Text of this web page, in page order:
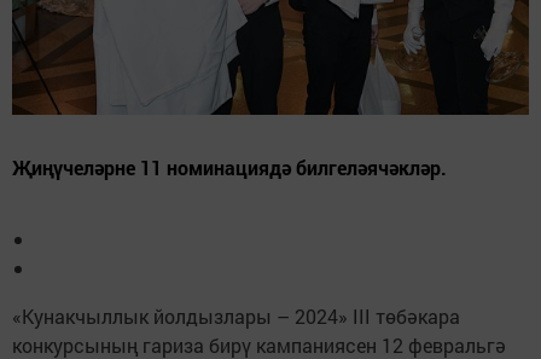
Җиңүчеләрне 11 номинациядә билгеләячәкләр.
«Кунакчыллык йолдызлары – 2024» III төбәкара
конкурсының гариза бирү кампаниясен 12 февральгә